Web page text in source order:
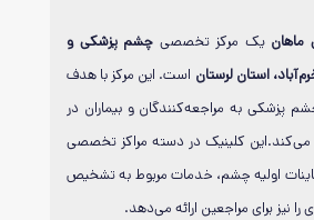
یک مرکز تخصصی چشم پزشکی و
استان لرستان است. این مرکز با هدف
پزشکی به مراجعه‌کنندگان و بیماران در
کلینیک در دسته مراکز تخصصی
معاینات اولیه چشم، خدمات مربوط به تشخیص
نیز برای مراجعین ارائه می‌دهد.